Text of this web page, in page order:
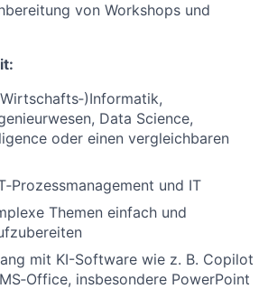
von Workshops und
Data Science,
oder einen vergleichbaren
und IT
Themen einfach und
mit KI-Software wie z. B. Copilot
insbesondere PowerPoint